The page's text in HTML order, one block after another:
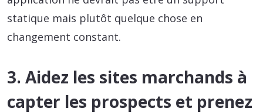
statique mais plutôt quelque chose en
changement constant.
3. Aidez les sites marchands à
capter les prospects et prenez